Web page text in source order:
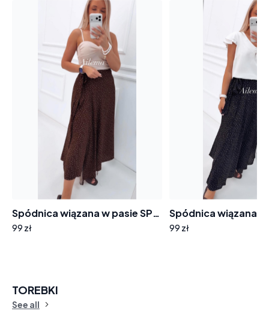
Spódnica wiązana w pasie SP825 czekoladowa w kropeczki
99 zł 99 zł
TOREBKI
See all